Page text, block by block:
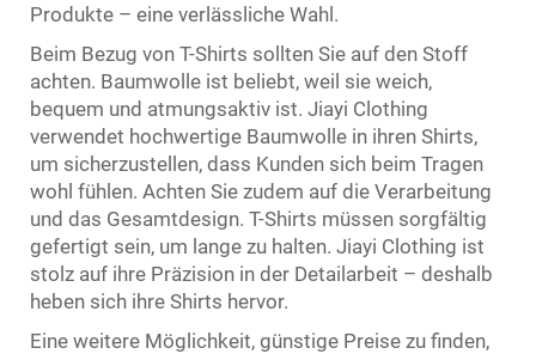
Produkte – eine verlässliche Wahl.
Beim Bezug von T-Shirts sollten Sie auf den Stoff
achten. Baumwolle ist beliebt, weil sie weich,
bequem und atmungsaktiv ist. Jiayi Clothing
verwendet hochwertige Baumwolle in ihren Shirts,
um sicherzustellen, dass Kunden sich beim Tragen
wohl fühlen. Achten Sie zudem auf die Verarbeitung
und das Gesamtdesign. T-Shirts müssen sorgfältig
gefertigt sein, um lange zu halten. Jiayi Clothing ist
stolz auf ihre Präzision in der Detailarbeit – deshalb
heben sich ihre Shirts hervor.
Eine weitere Möglichkeit, günstige Preise zu finden,